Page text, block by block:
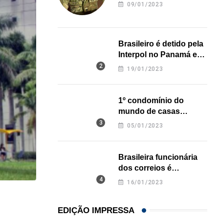
09/01/2023
Brasileiro é detido pela
Interpol no Panamá e
pode pegar prisão
19/01/2023
1º condomínio do
mundo de casas
impressas em 3D é
05/01/2023
Brasileira funcionária
dos correios é
assassinada a facadas
16/01/2023
EDIÇÃO IMPRESSA